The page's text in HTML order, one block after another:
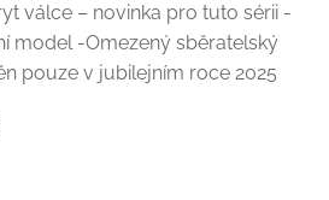
válce – novinka pro tuto sérii -
model -Omezený sběratelský
pouze v jubilejním roce 2025